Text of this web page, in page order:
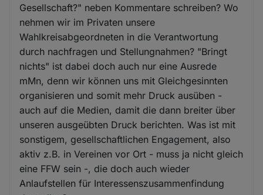
Gesellschaft?" neben Kommentare schreiben? Wo
nehmen wir im Privaten unsere
Wahlkreisabgeordneten in die Verantwortung
durch nachfragen und Stellungnahmen? "Bringt
nichts" ist dabei doch auch nur eine Ausrede
mMn, denn wir können uns mit Gleichgesinnten
organisieren und somit mehr Druck ausüben -
auch auf die Medien, damit die dann breiter über
unseren ausgeübten Druck berichten. Was ist mit
sonstigem, gesellschaftlichen Engagement, also
aktiv z.B. in Vereinen vor Ort - muss ja nicht gleich
eine FFW sein -, die doch auch wieder
Anlaufstellen für Interessenszusammenfindung